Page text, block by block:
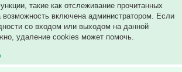
такие как отслеживание прочитанных
включена администратором. Если
со входом или выходом на данной
удаление cookies может помочь.